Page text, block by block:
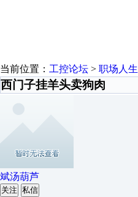
当前位置： 工控论坛 > 职场人生
西门子挂羊头卖狗肉
斌汤葫芦
关注 私信